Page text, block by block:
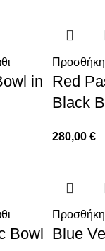
in
Προσθήκη
Red
Black
280,00 €
Bowl
Προσθήκη
Blue